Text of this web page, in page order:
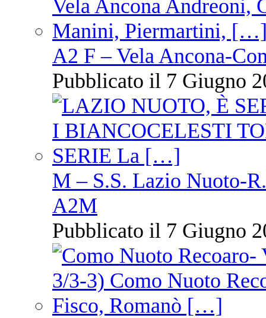
A2 F – Vela Ancona-
Pubblicato il 7 Giugno
M – S.S. Lazio Nuoto-
A2M
Pubblicato il 7 Giugno